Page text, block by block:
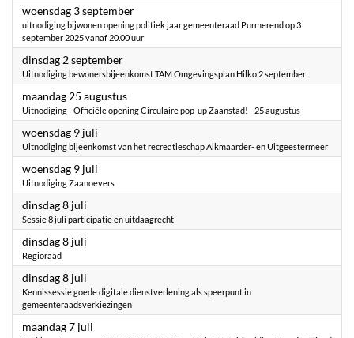
woensdag 3 september2025
uitnodiging bijwonen opening politiek jaar gemeenteraad Purmerend op 3
september 2025 vanaf 20.00 uur
dinsdag 2 september2025
Uitnodiging bewonersbijeenkomst TAM Omgevingsplan Hilko 2 september
maandag 25 augustus2025
Uitnodiging - Officiële opening Circulaire pop-up Zaanstad! - 25 augustus
woensdag 9 juli
Uitnodiging bijeenkomst van het recreatieschap Alkmaarder- en Uitgeestermeer
woensdag 9 juli
Uitnodiging Zaanoevers
dinsdag 8 juli
Sessie 8 juli participatie en uitdaagrecht
dinsdag 8 juli
Regioraad
dinsdag 8 juli
Kennissessie goede digitale dienstverlening als speerpunt in
gemeenteraadsverkiezingen
maandag 7 juli